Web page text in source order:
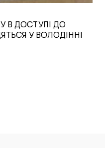
В ДОСТУПІ ДО
У ВОЛОДІННІ